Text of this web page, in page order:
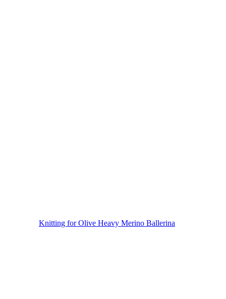
Knitting for Olive Heavy Merino Ballerina